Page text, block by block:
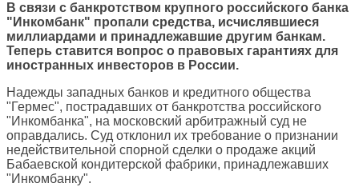
В связи с банкротством крупного российского банка
"Инкомбанк" пропали средства, исчислявшиеся
миллиардами и принадлежавшие другим банкам.
Теперь ставится вопрос о правовых гарантиях для
иностранных инвесторов в России.
Надежды западных банков и кредитного общества
"Гермес", пострадавших от банкротства российского
"Инкомбанка", на московский арбитражный суд не
оправдались. Суд отклонил их требование о признании
недействительной спорной сделки о продаже акций
Бабаевской кондитерской фабрики, принадлежавших
"Инкомбанку".